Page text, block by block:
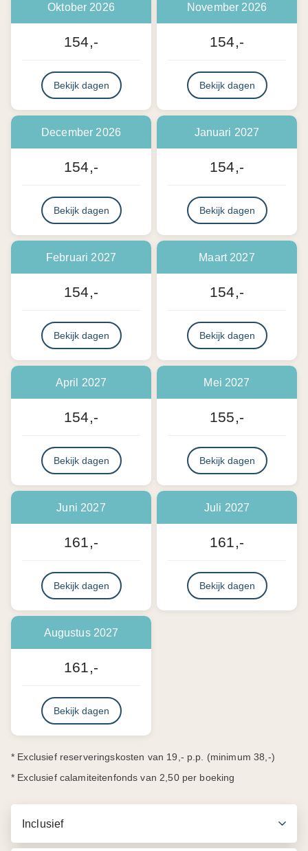
Oktober 2026
154,-
Bekijk dagen
November 2026
154,-
Bekijk dagen
December 2026
154,-
Bekijk dagen
Januari 2027
154,-
Bekijk dagen
Februari 2027
154,-
Bekijk dagen
Maart 2027
154,-
Bekijk dagen
April 2027
154,-
Bekijk dagen
Mei 2027
155,-
Bekijk dagen
Juni 2027
161,-
Bekijk dagen
Juli 2027
161,-
Bekijk dagen
Augustus 2027
161,-
Bekijk dagen
* Exclusief reserveringskosten van 19,- p.p. (minimum 38,-)
* Exclusief calamiteitenfonds van 2,50 per boeking
Inclusief